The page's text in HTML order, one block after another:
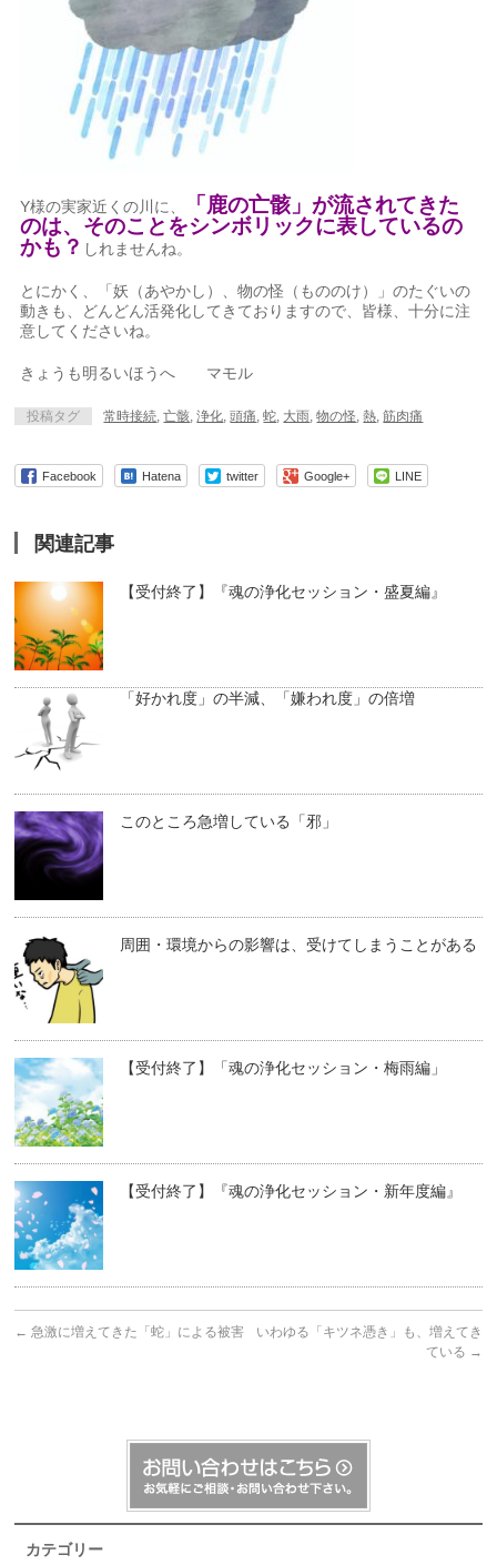
Y様の実家近くの川に、
「鹿の亡骸」が流されてきた
のは、そのことをシンボリックに表しているの
かも？ しれませんね。
とにかく、「妖（あやかし）、物の怪（もののけ）」のたぐいの
動きも、どんどん活発化してきておりますので、皆様、十分に注
意してくださいね。
きょうも明るいほうへ マモル
投稿タグ 常時接続,亡骸,浄化,頭痛,蛇, 大雨,物の怪,熱,筋肉痛
Facebook Hatena twitter Google+ LINE
関連記事
【受付終了】『魂の浄化セッション・盛夏編』
「好かれ度」の半減、「嫌われ度」の倍増
このところ急増している「邪」
周囲・環境からの影響は、受けてしまうことがある
【受付終了】「魂の浄化セッション・梅雨編」
【受付終了】『魂の浄化セッション・新年度編』
← 急激に増えてきた「蛇」による被害
いわゆる「キツネ憑き」も、増えてき
ている →
カテゴリー